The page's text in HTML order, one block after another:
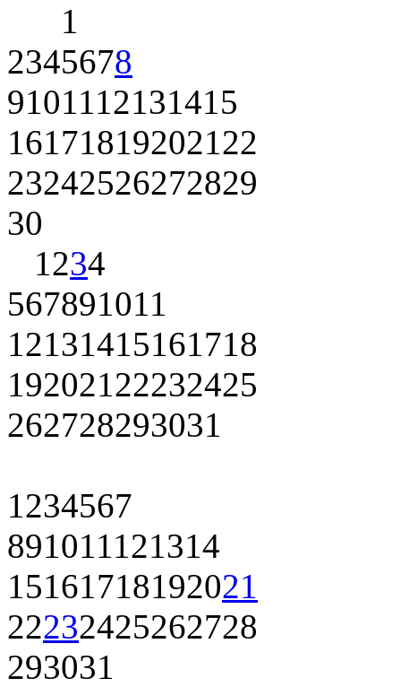
1
2345678
9101112131415
16171819202122
23242526272829
30
1234
567891011
12131415161718
19202122232425
262728293031
1234567
891011121314
15161718192021
22232425262728
293031